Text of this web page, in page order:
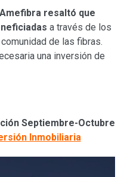
Amefibra resaltó que
a través de los
de las fibras.
una inversión de
Septiembre-Octubre
Inmobiliaria